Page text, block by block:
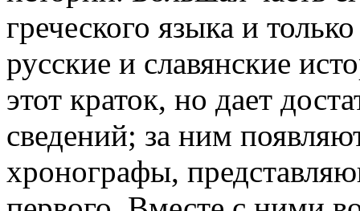
греческого языка и
русские и славянские
этот краток, но дает
сведений; за ним
хронографы,